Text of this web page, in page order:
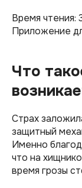
Время чтения:
Приложение
Что
Страх
защитный
Именно
что на
время грозы